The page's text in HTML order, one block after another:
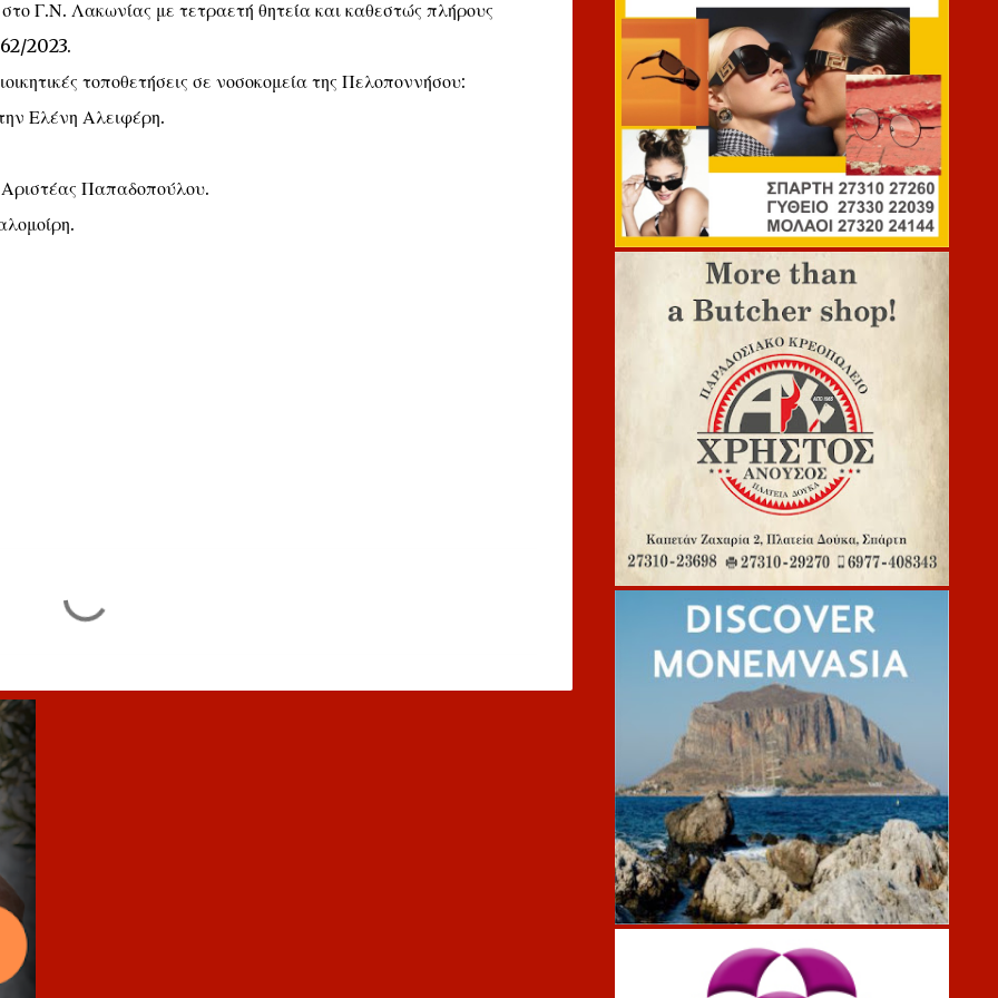
Γ.Ν. Λακωνίας με τετραετή θητεία και καθεστώς πλήρους
2023.
τοποθετήσεις σε νοσοκομεία της Πελοποννήσου:
Ελένη Αλειφέρη.
Παπαδοπούλου.